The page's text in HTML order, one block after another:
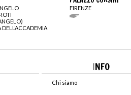
DELL’ACCADEMIA
FIRENZE
INFO
Chi siamo